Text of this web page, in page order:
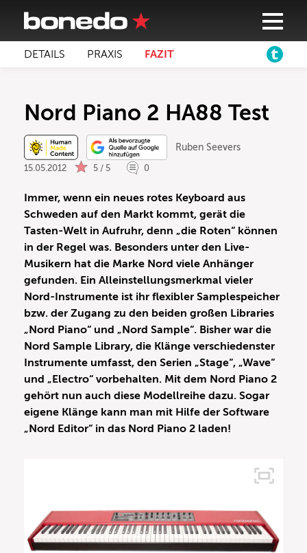
DETAILS PRAXIS FAZIT
Nord Piano 2 HA88 Test
Ruben Seevers
15.05.2012 5 / 5 0
Immer, wenn ein neues rotes Keyboard aus
Schweden auf den Markt kommt, gerät die
Tasten-Welt in Aufruhr, denn „die Roten“ können
in der Regel was. Besonders unter den Live-
Musikern hat die Marke Nord viele Anhänger
gefunden. Ein Alleinstellungsmerkmal vieler
Nord-Instrumente ist ihr flexibler Samplespeicher
bzw. der Zugang zu den beiden großen Libraries
„Nord Piano“ und „Nord Sample“. Bisher war die
Nord Sample Library, die Klänge verschiedenster
Instrumente umfasst, den Serien „Stage“, „Wave“
und „Electro“ vorbehalten. Mit dem Nord Piano 2
gehört nun auch diese Modellreihe dazu. Sogar
eigene Klänge kann man mit Hilfe der Software
„Nord Editor“ in das Nord Piano 2 laden!